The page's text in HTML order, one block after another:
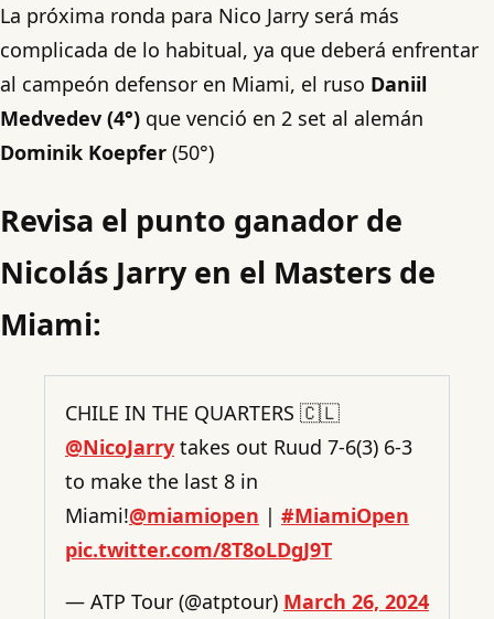
La próxima ronda para Nico Jarry será más
complicada de lo habitual, ya que deberá enfrentar
al campeón defensor en Miami, el ruso Daniil
Medvedev (4°) que venció en 2 set al alemán
Dominik Koepfer (50°)
Revisa el punto ganador de
Nicolás Jarry en el Masters de
Miami:
CHILE IN THE QUARTERS 🇨🇱
@NicoJarry takes out Ruud 7-6(3) 6-3
to make the last 8 in
Miami!@miamiopen | #MiamiOpen
pic.twitter.com/8T8oLDgJ9T
— ATP Tour (@atptour) March 26, 2024